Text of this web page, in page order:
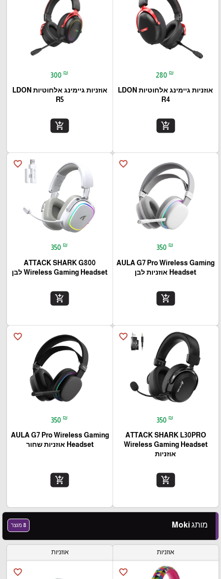
280 ₪
אוזניות גיימינג אלחוטיות LDON
R4
add_shopping_cart
300 ₪
אוזניות גיימינג אלחוטיות LDON
R5
add_shopping_cart
favorite_border
350 ₪
AULA G7 Pro Wireless Gaming
Headset אוזניות לבן
add_shopping_cart
favorite_border
350 ₪
ATTACK SHARK G800
Wireless Gaming Headset לבן
add_shopping_cart
favorite_border
350 ₪
ATTACK SHARK L30PRO
Wireless Gaming Headset
אוזניות
add_shopping_cart
favorite_border
350 ₪
AULA G7 Pro Wireless Gaming
Headset אוזניות שחור
add_shopping_cart
מותג Moki 8 מוצר
אוזניות
favorite_border
אוזניות
favorite_border